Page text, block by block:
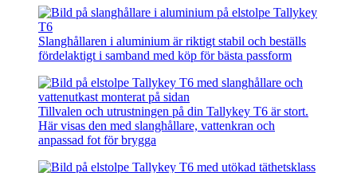
Slanghållaren i aluminium är riktigt stabil och beställs
fördelaktigt i samband med köp för bästa passform
Tillvalen och utrustningen på din Tallykey T6 är stort.
Här visas den med slanghållare, vattenkran och
anpassad fot för brygga